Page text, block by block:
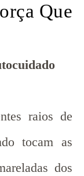
Que
raios de
tocam as
dos